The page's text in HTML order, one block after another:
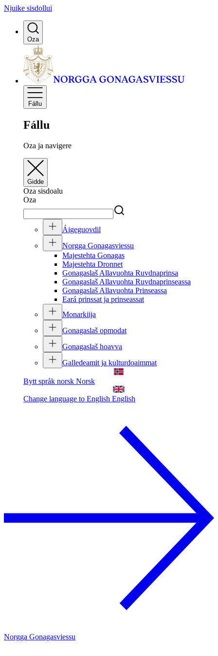
Njuike sisdollui
Oza
Fállu
Fállu
Oza ja navigere
Gidde
Oza sisdoalu
Oza
Áigeguovdil
Norgga Gonagasviessu
Majestehta Gonagas
Majestehta Dronnet
Gonagaslaš Allavuohta Ruvdnaprinsa
Gonagaslaš Allavuohta Ruvdnaprinseassa
Gonagaslaš Allavuohta Prinseassa
Eará prinssat ja prinseassat
Monarkiija
Gonagaslaš opmodat
Gonagaslaš hoavva
Galledeamit ja kulturdoaimmat
Bytt språk norsk Norsk
Change language to English English
Norgga Gonagasviessu